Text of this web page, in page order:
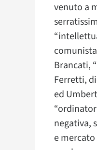
venuto a
Brancati,
Ferretti,
ed
negativa,
e